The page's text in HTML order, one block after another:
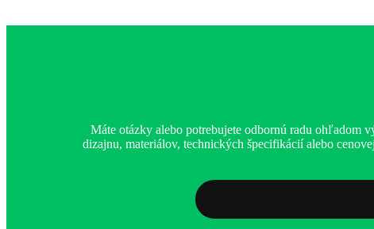
Máte otázky alebo potrebujete odbornú radu ohľadom
dizajnu, materiálov, technických špecifikácií alebo